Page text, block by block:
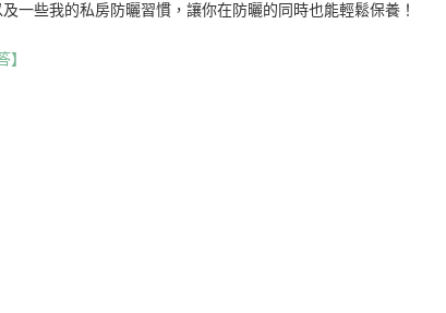
一些我的私房防曬習慣，讓你在防曬的同時也能輕鬆保養！
】